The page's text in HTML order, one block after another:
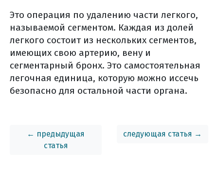
моделированная по
интенсивности (imrt)
лучевая терапия,
корректируемая по
изображениям (igrt)
стереотаксическая
радиохирургия (срх)
частые побочные эффекты
лучевой терапии
Это операция по удалению части легкого,
называемой сегментом. Каждая из долей
легкого состоит из нескольких сегментов,
имеющих свою артерию, вену и
сегментарный бронх. Это самостоятельная
легочная единица, которую можно иссечь
безопасно для остальной части органа.
← предыдущая
статья
следующая статья →